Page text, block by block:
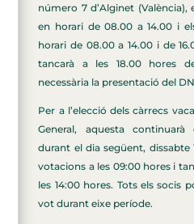
número 7 d’Alginet (València),
en horari de 08.00 a 14.00 i
horari de 08.00 a 14.00 i de
tancarà a les 18.00 hores
necessària la presentació del
Per a l’elecció dels càrrecs
General, aquesta
durant el dia següent,
votacions a les 09:00 hores i
les 14:00 hores. Tots els socis
vot durant eixe període.